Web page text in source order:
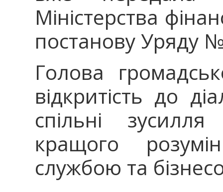
Міністерства
постанову Уряду
Голова
відкритість до
спільні
кращого
службою та